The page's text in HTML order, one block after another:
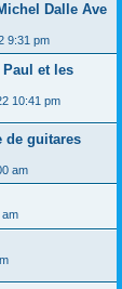
Dalle Ave
9:31 pm
Paul et les
10:41 pm
de guitares
am
am